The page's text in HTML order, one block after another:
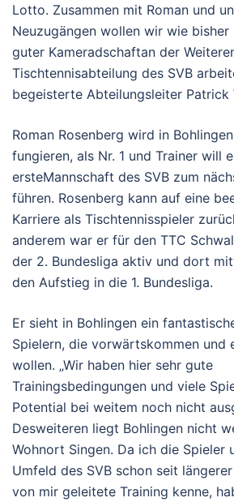
Lotto. Zusammen mit Roman und
Neuzugängen wollen wir wie bisher
guter Kameradschaftan der
Tischtennisabteilung des SVB
begeisterte Abteilungsleiter Patrick
Roman Rosenberg wird in
fungieren, als Nr. 1 und Trainer will
ersteMannschaft des SVB zum
führen. Rosenberg kann auf eine
Karriere als Tischtennisspieler
anderem war er für den TTC
der 2. Bundesliga aktiv und dort
den Aufstieg in die 1. Bundesliga.
Er sieht in Bohlingen ein
Spielern, die vorwärtskommen und
wollen. „Wir haben hier sehr gute
Trainingsbedingungen und viele
Potential bei weitem noch nicht
Desweiteren liegt Bohlingen nicht
Wohnort Singen. Da ich die Spieler
Umfeld des SVB schon seit
von mir geleitete Training kenne,